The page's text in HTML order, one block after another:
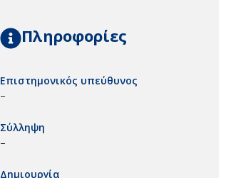
Πληροφορίες
Επιστημονικός υπεύθυνος
–
Σύλληψη
–
Δημιουργία